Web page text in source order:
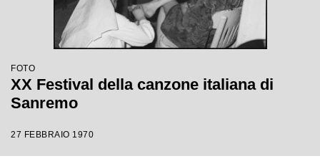
FOTO
XX Festival della canzone italiana di
Sanremo
27 FEBBRAIO 1970